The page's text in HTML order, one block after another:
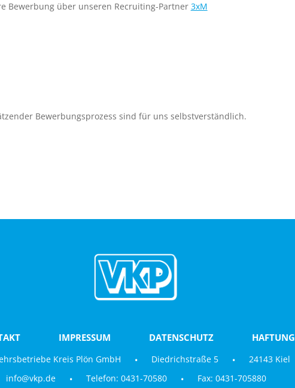
Bewerbung über unseren Recruiting-Partner 3xM
Bewerbungsprozess sind für uns selbstverständlich.
IMPRESSUM DATENSCHUTZ HAFTUNG
Kreis Plön GmbH Diedrichstraße 5
24143 Kiel
info@vkp.de
Telefon: 0431-70580 Fax: 0431-705880